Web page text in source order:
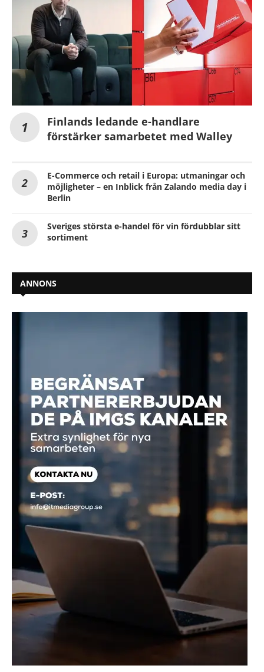
Finlands ledande e-handlare
förstärker samarbetet med Walley
E-Commerce och retail i Europa: utmaningar och
möjligheter – en Inblick från Zalando media day i
Berlin
Sveriges största e-handel för vin fördubblar sitt
sortiment
ANNONS